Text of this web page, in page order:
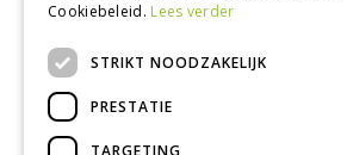
Cookiebeleid. Lees verder
STRIKT NOODZAKELIJK
PRESTATIE
TARGETING